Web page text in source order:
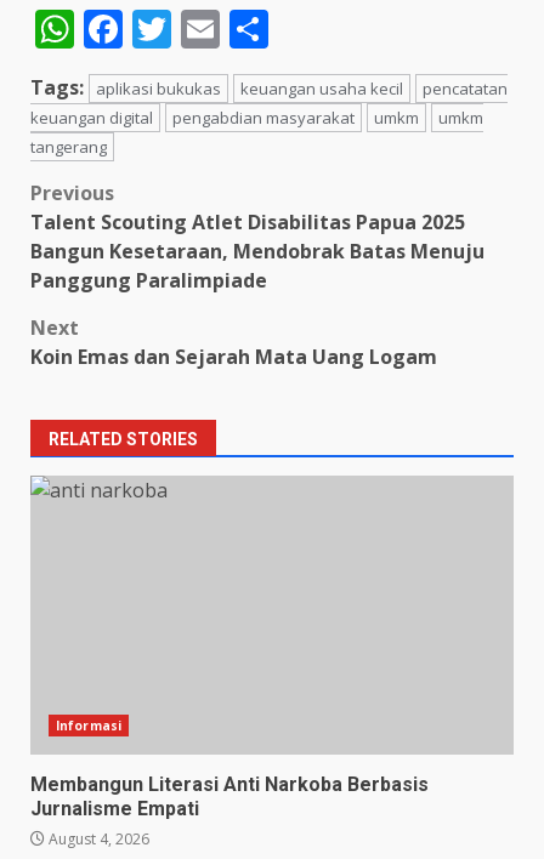
WhatsApp
Facebook
Twitter
Email
Tags: aplikasi bukukas keuangan usaha kecil
pencatatan
keuangan digital
pengabdian masyarakat umkm
umkm
tangerang
Post
navigation
Previous
Talent Scouting Atlet Disabilitas Papua 2025
Bangun Kesetaraan, Mendobrak Batas Menuju
Panggung Paralimpiade
Next
Koin Emas dan Sejarah Mata Uang Logam
RELATED STORIES
Informasi
Membangun Literasi Anti Narkoba Berbasis
Jurnalisme Empati
August 4, 2026